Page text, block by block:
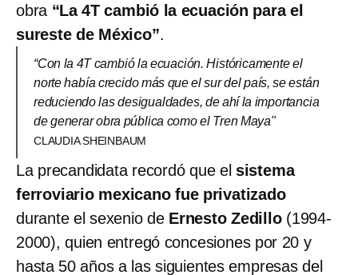
obra “La 4T cambió la ecuación para el
sureste de México”.
“Con la 4T cambió la ecuación. Históricamente el
norte había crecido más que el sur del país, se están
reduciendo las desigualdades, de ahí la importancia
de generar obra pública como el Tren Maya"
CLAUDIA SHEINBAUM
La precandidata recordó que el sistema
ferroviario mexicano fue privatizado
durante el sexenio de Ernesto Zedillo (1994-
2000), quien entregó concesiones por 20 y
hasta 50 años a las siguientes empresas del